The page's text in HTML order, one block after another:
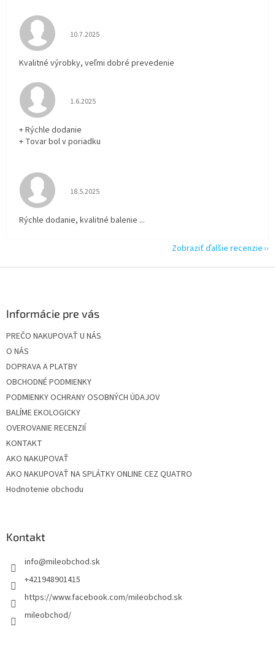
Hodnotenie obchodu je 5 z 5 hviezdičiek.
10.7.2025
Kvalitné výrobky, veľmi dobré prevedenie
Hodnotenie obchodu je 5 z 5 hviezdičiek.
1.6.2025
+ Rýchle dodanie
+ Tovar bol v poriadku
Hodnotenie obchodu je 5 z 5 hviezdičiek.
18.5.2025
Rýchle dodanie, kvalitné balenie ...
Zobraziť ďalšie recenzie
Informácie pre vás
PREČO NAKUPOVAŤ U NÁS
O NÁS
DOPRAVA A PLATBY
OBCHODNÉ PODMIENKY
PODMIENKY OCHRANY OSOBNÝCH ÚDAJOV
BALÍME EKOLOGICKY
OVEROVANIE RECENZIÍ
KONTAKT
AKO NAKUPOVAŤ
AKO NAKUPOVAŤ NA SPLÁTKY ONLINE CEZ QUATRO
Hodnotenie obchodu
Kontakt
info@mileobchod.sk
+421948901415
https://www.facebook.com/mileobchod.sk
mileobchod/